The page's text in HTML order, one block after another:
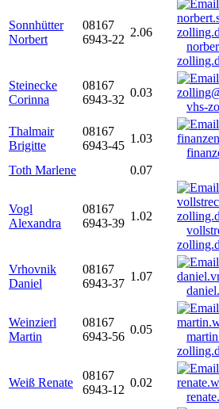
Sonnhütter
Norbert
08167
6943-22
2.06
Steinecke
Corinna
08167
6943-32
0.03
vhs-
Thalmair
Brigitte
08167
6943-45
1.03
Toth Marlene
0.07
Vogl
Alexandra
08167
6943-39
1.02
Vrhovnik
Daniel
08167
6943-37
1.07
Weinzierl
Martin
08167
6943-56
0.05
Weiß Renate
08167
6943-12
0.02